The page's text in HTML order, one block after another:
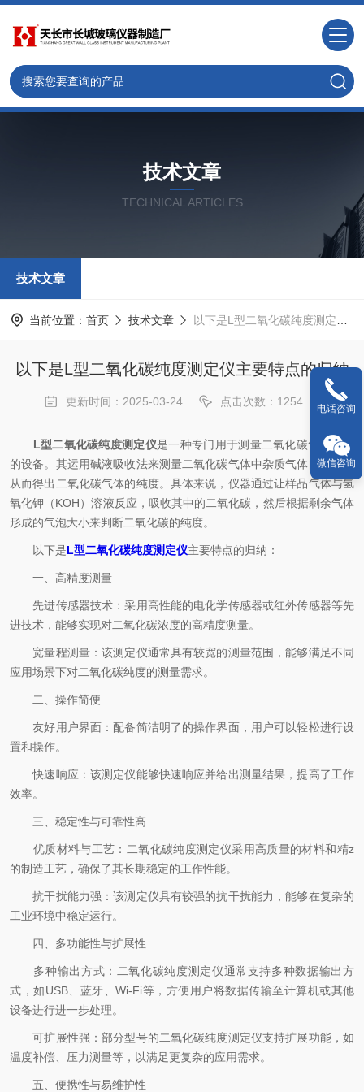
技术文章
TECHNICAL ARTICLES
技术文章
当前位置： 首页 技术文章 以下是L型二氧化碳纯度测定仪主要特点的归纳
以下是L型二氧化碳纯度测定仪主要特点的归纳
更新时间：2025-03-24 点击次数：1254
L型二氧化碳纯度测定仪是一种专门用于测量二氧化碳气体纯度
的设备。其运用碱液吸收法来测量二氧化碳气体中杂质气体的含量，
从而得出二氧化碳气体的纯度。具体来说，仪器通过让样品气体与氢
氧化钾（KOH）溶液反应，吸收其中的二氧化碳，然后根据剩余气体
形成的气泡大小来判断二氧化碳的纯度。
以下是L型二氧化碳纯度测定仪主要特点的归纳：
一、高精度测量
先进传感器技术：采用高性能的电化学传感器或红外传感器等先
进技术，能够实现对二氧化碳浓度的高精度测量。
宽量程测量：该测定仪通常具有较宽的测量范围，能够满足不同
应用场景下对二氧化碳纯度的测量需求。
二、操作简便
友好用户界面：配备简洁明了的操作界面，用户可以轻松进行设
置和操作。
快速响应：该测定仪能够快速响应并给出测量结果，提高了工作
效率。
三、稳定性与可靠性高
优质材料与工艺：二氧化碳纯度测定仪采用高质量的材料和精z
的制造工艺，确保了其长期稳定的工作性能。
抗干扰能力强：该测定仪具有较强的抗干扰能力，能够在复杂的
工业环境中稳定运行。
四、多功能性与扩展性
多种输出方式：二氧化碳纯度测定仪通常支持多种数据输出方
式，如USB、蓝牙、Wi-Fi等，方便用户将数据传输至计算机或其他
设备进行进一步处理。
可扩展性强：部分型号的二氧化碳纯度测定仪支持扩展功能，如
温度补偿、压力测量等，以满足更复杂的应用需求。
五、便携性与易维护性
电话咨询
微信咨询